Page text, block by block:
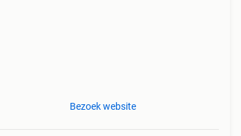
Bezoek website